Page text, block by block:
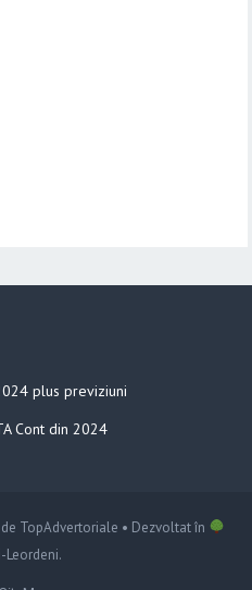
plus previziuni
Cont din 2024
de TopAdvertoriale • Dezvoltat în
Leordeni.